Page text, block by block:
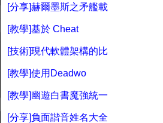
[分享]赫爾墨斯之矛艦載
[教學]基於 Cheat
[技術]現代軟體架構的比
[教學]使用Deadwo
[教學]幽遊白書魔強統一
[分享]負面諧音姓名大全